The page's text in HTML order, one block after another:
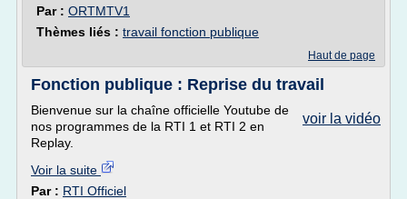
Par : ORTMTV1
Thèmes liés : travail fonction publique
Haut de page
Fonction publique : Reprise du travail
voir la vidéo
Bienvenue sur la chaîne officielle Youtube de
nos programmes de la RTI 1 et RTI 2 en
Replay.
Voir la suite
Par : RTI Officiel